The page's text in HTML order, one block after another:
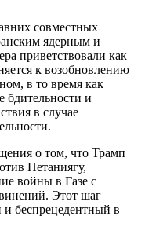
совместных
ядерным и
приветствовали как
к возобновлению
в то время как
бдительности и
в случае
о том, что Трамп
Нетаниягу,
войны в Газе с
Этот шаг
и беспрецедентный в